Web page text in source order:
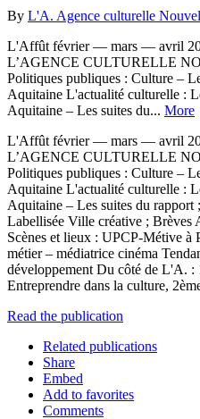
By L'A. Agence culturelle
L'Affût février — mars — avril
L’AGENCE CULTURELLE
Politiques publiques : Culture –
Aquitaine L'actualité culturelle :
Aquitaine – Les suites du... More
L'Affût février — mars — avril
L’AGENCE CULTURELLE
Politiques publiques : Culture –
Aquitaine L'actualité culturelle :
Aquitaine – Les suites du
Labellisée Ville créative ; Brèves
Scènes et lieux : UPCP-Métive à
métier – médiatrice cinéma
développement Du côté de L'A. :
Entreprendre dans la culture,
Read the publication
Related publications
Share
Embed
Add to favorites
Comments